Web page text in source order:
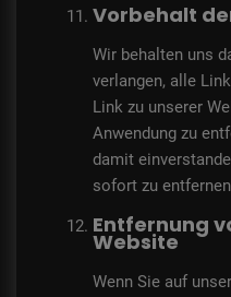
Vorbehalt
Wir behalten uns
verlangen, alle
Link zu unserer
Anwendung zu
damit
sofort zu
Entfernung
Website
Wenn Sie auf